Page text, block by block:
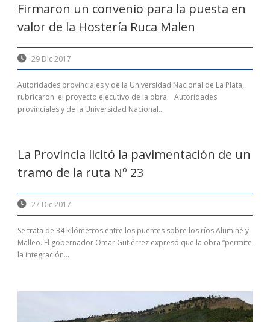
Firmaron un convenio para la puesta en
valor de la Hostería Ruca Malen
29 Dic 2017
Autoridades provinciales y de la Universidad Nacional de La Plata,
rubricaron el proyecto ejecutivo de la obra. Autoridades
provinciales y de la Universidad Nacional...
La Provincia licitó la pavimentación de un
tramo de la ruta Nº 23
27 Dic 2017
Se trata de 34 kilómetros entre los puentes sobre los ríos Aluminé y
Malleo. El gobernador Omar Gutiérrez expresó que la obra “permite
la integración...